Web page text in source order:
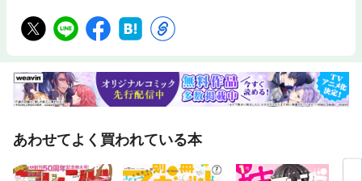
あわせてよく買われている本